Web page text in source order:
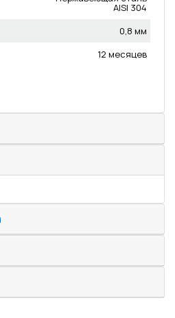
AISI 304
0,8 мм
12 месяцев